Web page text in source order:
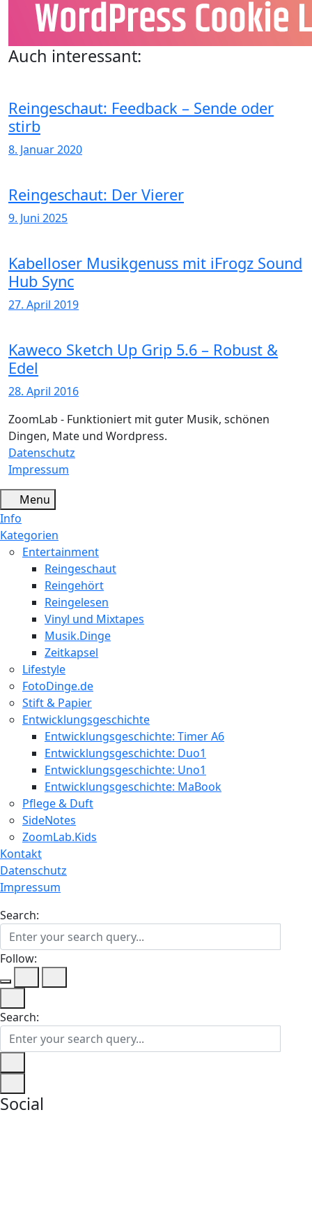
Auch interessant:
Reingeschaut: Feedback – Sende oder
stirb
8. Januar 2020
Reingeschaut: Der Vierer
9. Juni 2025
Kabelloser Musikgenuss mit iFrogz Sound
Hub Sync
27. April 2019
Kaweco Sketch Up Grip 5.6 – Robust &
Edel
28. April 2016
ZoomLab - Funktioniert mit guter Musik, schönen
Dingen, Mate und Wordpress.
Datenschutz
Impressum
Menu
Info
Kategorien
Entertainment
Reingeschaut
Reingehört
Reingelesen
Vinyl und Mixtapes
Musik.Dinge
Zeitkapsel
Lifestyle
FotoDinge.de
Stift & Papier
Entwicklungsgeschichte
Entwicklungsgeschichte: Timer A6
Entwicklungsgeschichte: Duo1
Entwicklungsgeschichte: Uno1
Entwicklungsgeschichte: MaBook
Pflege & Duft
SideNotes
ZoomLab.Kids
Kontakt
Datenschutz
Impressum
Search:
Follow:
Search:
Social